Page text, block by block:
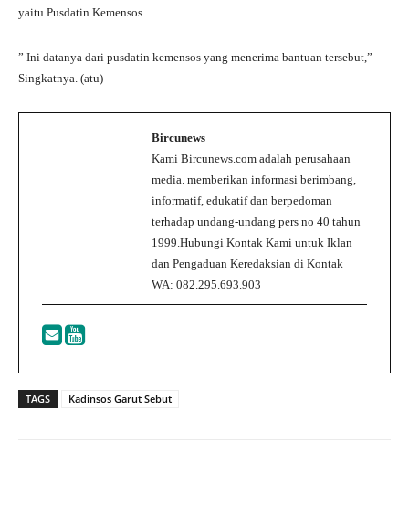
yaitu Pusdatin Kemensos.
” Ini datanya dari pusdatin kemensos yang menerima bantuan tersebut,”
Singkatnya. (atu)
Bircunews
Kami Bircunews.com adalah perusahaan
media. memberikan informasi berimbang,
informatif, edukatif dan berpedoman
terhadap undang-undang pers no 40 tahun
1999.Hubungi Kontak Kami untuk Iklan
dan Pengaduan Keredaksian di Kontak
WA: 082.295.693.903
TAGS Kadinsos Garut Sebut